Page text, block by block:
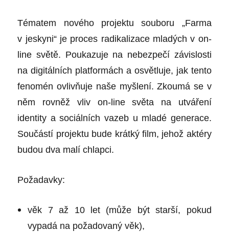
Tématem nového projektu souboru „Farma
v jeskyni“ je proces radikalizace mladých v on-
line světě. Poukazuje na nebezpečí závislosti
na digitálních platformách a osvětluje, jak tento
fenomén ovlivňuje naše myšlení. Zkoumá se v
něm rovněž vliv on-line světa na utváření
identity a sociálních vazeb u mladé generace.
Součástí projektu bude krátký film, jehož aktéry
budou dva malí chlapci.
Požadavky:
věk 7 až 10 let (může být starší, pokud
vypadá na požadovaný věk),